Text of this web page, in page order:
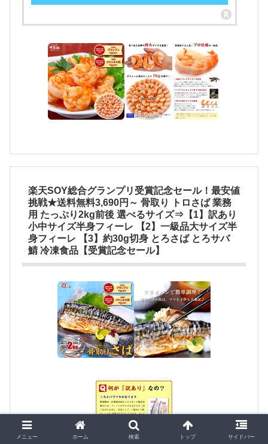
楽天SOY総合グランプリ受賞記念セール！最安値
挑戦★送料無料3,690円～ 骨取り トロさば 業務
用 たっぷり2kg前後 選べるサイズ⇒【1】訳あり
小中サイズ半身フィーレ 【2】一級品大サイズ半
身フィーレ 【3】約30g切身 とろさば とろサバ
鯖 冷凍食品【受賞記念セール】
メニュー ホーム 検索 トップ サイドバー